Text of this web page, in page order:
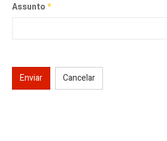
Assunto*
Enviar Cancelar